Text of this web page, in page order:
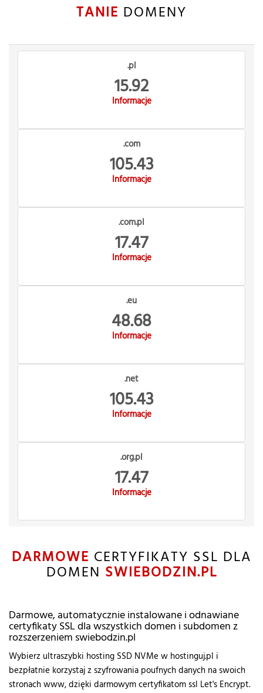
TANIE DOMENY
.pl
15.92
Informacje
.com
105.43
Informacje
.com.pl
17.47
Informacje
.eu
48.68
Informacje
.net
105.43
Informacje
.org.pl
17.47
Informacje
DARMOWE CERTYFIKATY SSL DLA
DOMEN SWIEBODZIN.PL
Darmowe, automatycznie instalowane i odnawiane
certyfikaty SSL dla wszystkich domen i subdomen z
rozszerzeniem swiebodzin.pl
Wybierz ultraszybki hosting SSD NVMe w hostinguj.pl i
bezpłatnie korzystaj z szyfrowania poufnych danych na swoich
stronach www, dzięki darmowym certyfikatom ssl Let's Encrypt.